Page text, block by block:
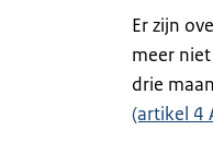
Er zijn
meer
drie
(artikel 4